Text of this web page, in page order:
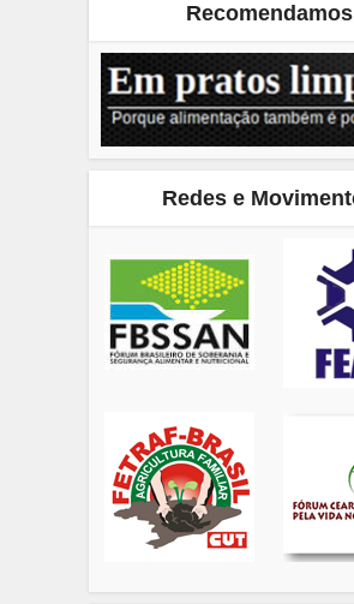
Recomendamos